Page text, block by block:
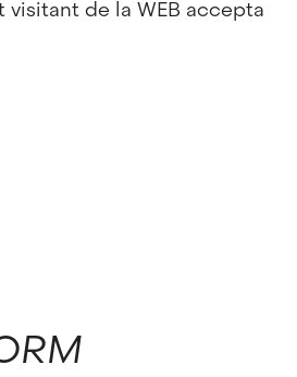
visitant de la WEB accepta